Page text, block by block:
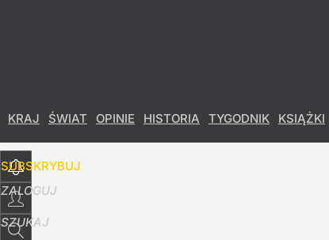
KRAJ ŚWIAT OPINIE HISTORIA TYGODNIK KSIĄŻKI
SUBSKRYBUJ
ZALOGUJ
SZUKAJ